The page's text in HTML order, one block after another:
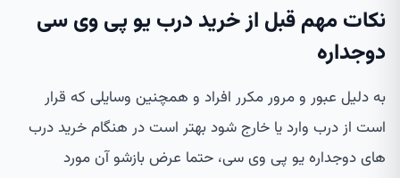
نکات مهم قبل از خرید درب یو پی وی سی
دوجداره
به دلیل عبور و مرور مکرر افراد و همچنین وسایلی که قرار
است از درب وارد یا خارج شود بهتر است در هنگام خرید درب
های دوجداره یو پی وی سی، حتما عرض بازشو آن مورد